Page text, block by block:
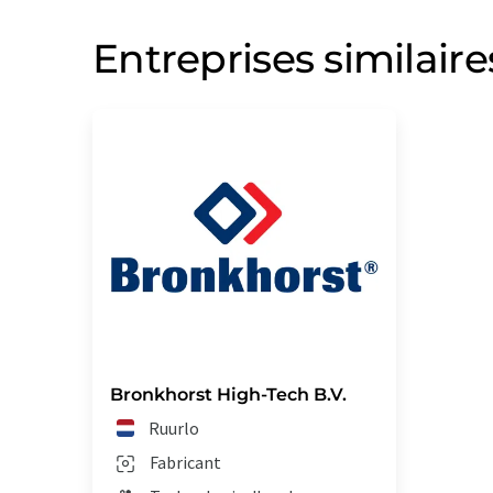
Entreprises
Bronkhorst High-Tech B.V.
Ruurlo
Fabricant